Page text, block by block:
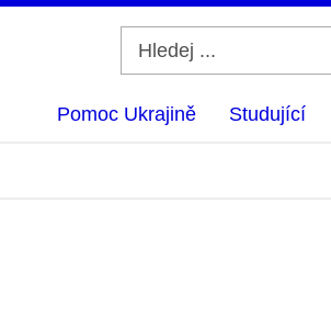
Pomoc Ukrajině Studující